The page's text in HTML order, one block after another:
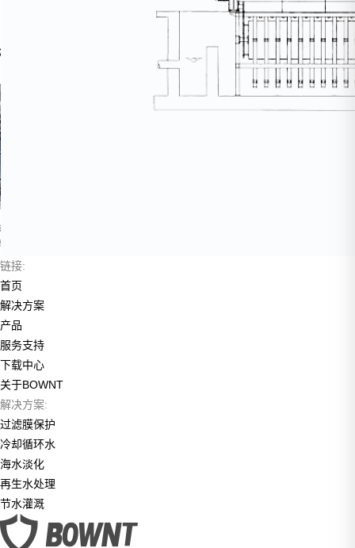
链接:
首页
解决方案
产品
服务支持
下载中心
关于BOWNT
解决方案:
过滤膜保护
冷却循环水
海水淡化
再生水处理
节水灌溉